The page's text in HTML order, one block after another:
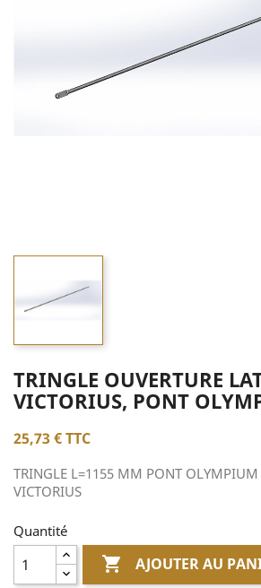
TRINGLE OUVERTURE
VICTORIUS, PONT
25,73 €TTC
TRINGLE L=1155 MM PONT OLYMPIUM
VICTORIUS
Quantité
 AJOUTER AU